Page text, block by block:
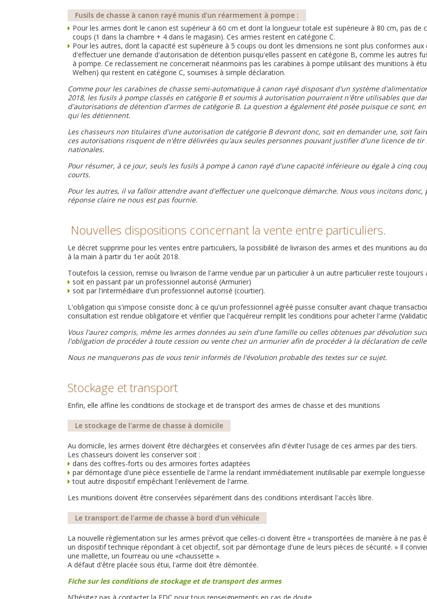
Fusils de chasse à canon rayé munis d'un réarmement à pompe :
Pour les armes dont le canon est supérieur à 60 cm et dont la longueur totale est supérieure à 80 cm, pas de
coups (1 dans la chambre + 4 dans le magasin). Ces armes restent en catégorie C.
Pour les autres, dont la capacité est supérieure à 5 coups ou dont les dimensions ne sont plus conformes
d'effectuer une demande d'autorisation de détention puisqu'elles passent en catégorie B, comme les autres
à pompe. Ce reclassement ne concernerait néanmoins pas les carabines à pompe utilisant des munitions à
Welhen) qui restent en catégorie C, soumises à simple déclaration.
Comme pour les carabines de chasse semi-automatique à canon rayé disposant d'un système
2018, les fusils à pompe classés en catégorie B et soumis à autorisation pourraient n'être utilisables que
d'autorisations de détention d'armes de catégorie B. La question a également été posée puisque ce sont,
qui les détiennent.
Les chasseurs non titulaires d'une autorisation de catégorie B devront donc, soit en demander une, soit
ces autorisations risquent de n'être délivrées qu'aux seules personnes pouvant justifier d'une licence de tir
nationales.
Pour résumer, à ce jour, seuls les fusils à pompe à canon rayé d'une capacité inférieure ou égale à cinq
courts.
Pour les autres, il va falloir attendre avant d'effectuer une quelconque démarche. Nous vous incitons
réponse claire ne nous est pas fournie.
Nouvelles dispositions concernant la vente entre particuliers.
Le décret supprime pour les ventes entre particuliers, la possibilité de livraison des armes et des munitions au
à la main à partir du 1er août 2018.
Toutefois la cession, remise ou livraison de l'arme vendue par un particulier à un autre particulier reste toujours
soit en passant par un professionnel autorisé (Armurier)
soit par l'intermédiaire d'un professionnel autorisé (courtier).
L'obligation qui s'impose consiste donc à ce qu'un professionnel agréé puisse consulter avant chaque
consultation est rendue obligatoire et vérifier que l'acquéreur remplit les conditions pour acheter l'arme
Vous l'aurez compris, même les armes données au sein d'une famille ou celles obtenues par dévolution
l'obligation de procéder à toute cession ou vente chez un armurier afin de procéder à la déclaration de
Nous ne manquerons pas de vous tenir informés de l'évolution probable des textes sur ce sujet.
Stockage et transport
Enfin, elle affine les conditions de stockage et de transport des armes de chasse et des munitions
Le stockage de l'arme de chasse à domicile
Au domicile, les armes doivent être déchargées et conservées afin d'éviter l'usage de ces armes par des tiers.
Les chasseurs doivent les conserver soit :
dans des coffres-forts ou des armoires fortes adaptées
par démontage d'une pièce essentielle de l'arme la rendant immédiatement inutilisable par exemple
tout autre dispositif empêchant l'enlèvement de l'arme.
Les munitions doivent être conservées séparément dans des conditions interdisant l'accès libre.
Le transport de l'arme de chasse à bord d'un véhicule
La nouvelle règlementation sur les armes prévoit que celles-ci doivent être « transportées de manière à ne
un dispositif technique répondant à cet objectif, soit par démontage d'une de leurs pièces de sécurité. » Il
une mallette, un fourreau ou une «chaussette ».
A défaut d'être placée sous étui, l'arme doit être démontée.
Fiche sur les conditions de stockage et de transport des armes